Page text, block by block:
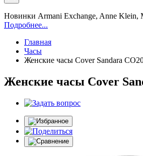
Новинки Armani Exchange, Anne Klein,
Подробнее...
Главная
Часы
Женские часы Cover Sandara
Женские часы Cover